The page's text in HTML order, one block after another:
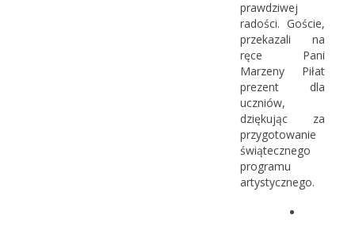
prawdziwej
radości. Goście,
przekazali na
ręce Pani
Marzeny Piłat
prezent dla
uczniów,
dziękując za
przygotowanie
świątecznego
programu
artystycznego.